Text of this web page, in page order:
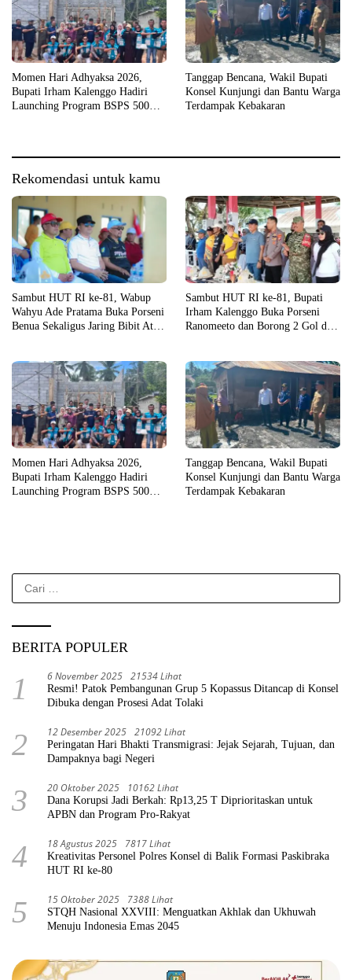
Momen Hari Adhyaksa 2026,
Bupati Irham Kalenggo Hadiri
Launching Program BSPS 500
Tanggap Bencana, Wakil Bupati
Konsel Kunjungi dan Bantu Warga
Terdampak Kebakaran
Rekomendasi untuk kamu
Sambut HUT RI ke-81, Wabup
Wahyu Ade Pratama Buka Porseni
Benua Sekaligus Jaring Bibit Atlet
Sambut HUT RI ke-81, Bupati
Irham Kalenggo Buka Porseni
Ranomeeto dan Borong 2 Gol di
Momen Hari Adhyaksa 2026,
Bupati Irham Kalenggo Hadiri
Launching Program BSPS 500
Tanggap Bencana, Wakil Bupati
Konsel Kunjungi dan Bantu Warga
Terdampak Kebakaran
Cari
untuk:
BERITA POPULER
1 6 November 2025 21534 Lihat
Resmi! Patok Pembangunan Grup 5 Kopassus Ditancap di Konsel
Dibuka dengan Prosesi Adat Tolaki
2 12 Desember 2025 21092 Lihat
Peringatan Hari Bhakti Transmigrasi: Jejak Sejarah, Tujuan, dan
Dampaknya bagi Negeri
3 20 Oktober 2025 10162 Lihat
Dana Korupsi Jadi Berkah: Rp13,25 T Diprioritaskan untuk
APBN dan Program Pro-Rakyat
4 18 Agustus 2025 7817 Lihat
Kreativitas Personel Polres Konsel di Balik Formasi Paskibraka
HUT RI ke-80
5 15 Oktober 2025 7388 Lihat
STQH Nasional XXVIII: Menguatkan Akhlak dan Ukhuwah
Menuju Indonesia Emas 2045